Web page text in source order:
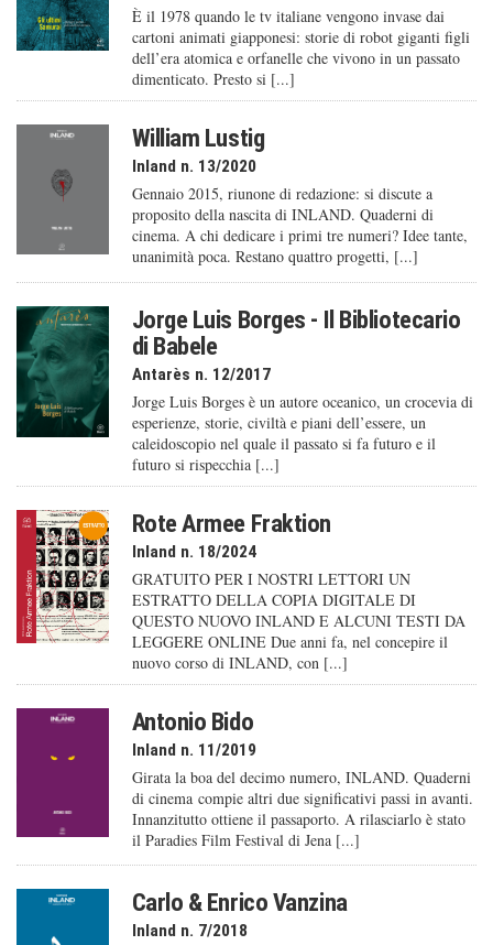
È il 1978 quando le tv italiane vengono invase dai
cartoni animati giapponesi: storie di robot giganti figli
dell’era atomica e orfanelle che vivono in un passato
dimenticato. Presto si [...]
William Lustig
Inland n. 13/2020
Gennaio 2015, riunone di redazione: si discute a
proposito della nascita di INLAND. Quaderni di
cinema. A chi dedicare i primi tre numeri? Idee tante,
unanimità poca. Restano quattro progetti, [...]
Jorge Luis Borges - Il Bibliotecario
di Babele
Antarès n. 12/2017
Jorge Luis Borges è un autore oceanico, un crocevia di
esperienze, storie, civiltà e piani dell’essere, un
caleido­scopio nel quale il passato si fa futuro e il
futuro si rispecchia [...]
Rote Armee Fraktion
Inland n. 18/2024
GRATUITO PER I NOSTRI LETTORI UN
ESTRATTO DELLA COPIA DIGITALE DI
QUESTO NUOVO INLAND E ALCUNI TESTI DA
LEGGERE ONLINE Due anni fa, nel concepire il
nuovo corso di INLAND, con [...]
Antonio Bido
Inland n. 11/2019
Girata la boa del decimo numero, INLAND. Quaderni
di cinema compie altri due significativi passi in avanti.
Innanzitutto ottiene il passaporto. A rilasciarlo è stato
il Paradies Film Festival di Jena [...]
Carlo & Enrico Vanzina
Inland n. 7/2018